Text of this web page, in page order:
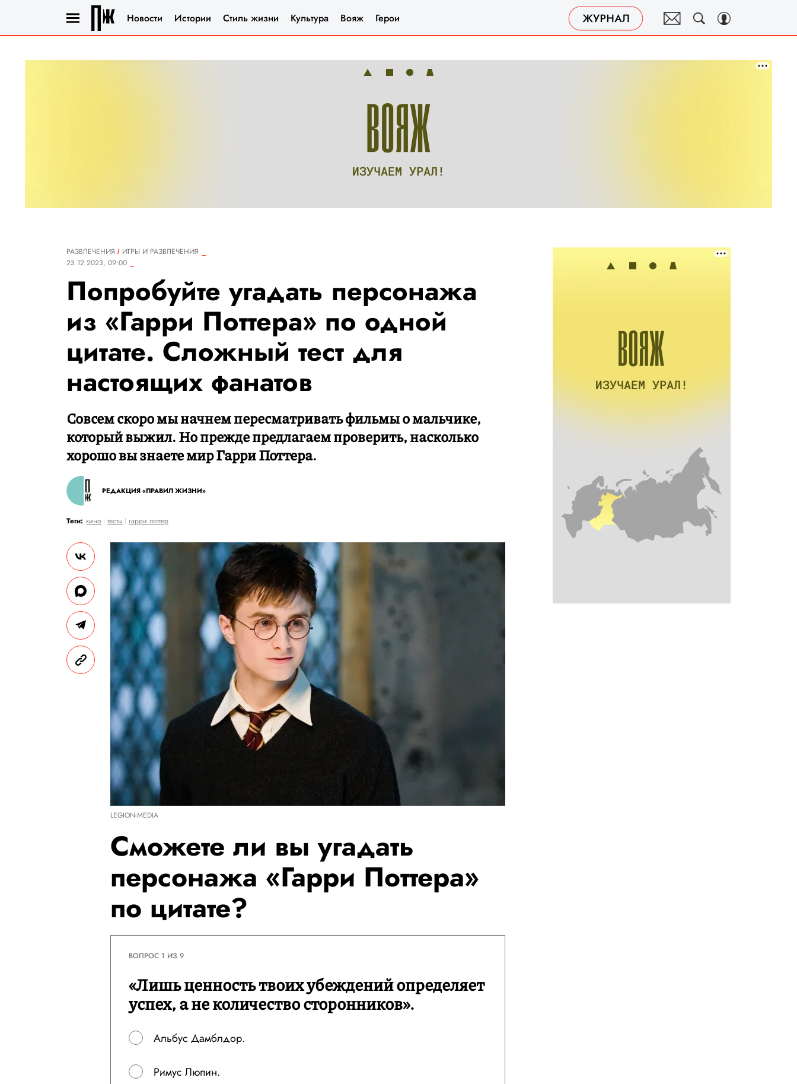
Новости Истории Стиль жизни Культура Вояж Герои
РАЗВЛЕЧЕНИЯ
ИГРЫ И РАЗВЛЕЧЕНИЯ
23.12.2023, 09:00
Попробуйте угадать персонажа
из «Гарри Поттера» по одной
цитате. Сложный тест для
настоящих фанатов
Совсем скоро мы начнем пересматривать фильмы о мальчике,
который выжил. Но прежде предлагаем проверить, насколько
хорошо вы знаете мир Гарри Поттера.
РЕДАКЦИЯ «ПРАВИЛ ЖИЗНИ»
Теги: кино тесты гарри поттер
LEGION-MEDIA
Сможете ли вы угадать
персонажа «Гарри Поттера»
по цитате?
ВОПРОС 1 ИЗ 9
«Лишь ценность твоих убеждений определяет
успех, а не количество сторонников».
Альбус Дамблдор.
Римус Люпин.